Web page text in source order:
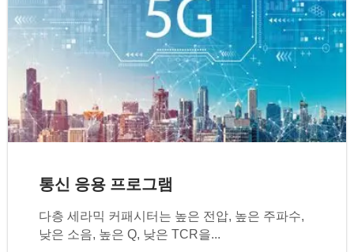
통신 응용 프로그램
다층 세라믹 커패시터는 높은 전압, 높은 주파수,
낮은 소음, 높은 Q, 낮은 TCR을...